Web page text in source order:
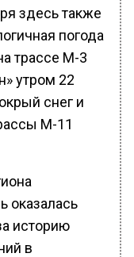
здесь также
погода
трассе М-3
утром 22
снег и
М-11
оказалась
историю
в